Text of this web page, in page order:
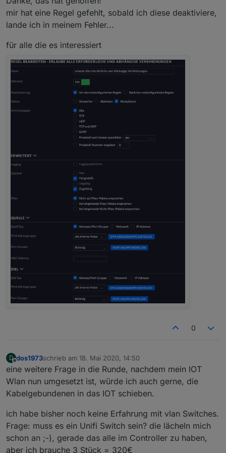
mir hat eine Regel gefehlt, sobald ich diese deaktiviere,
lande ich in meinem Fehler...
für alle die es interessiert
0
D dos1973schrieb am 18. Mai 2020, 14:50
zuletzt editiert von
eine weitere Frage in die Runde, nachdem mein IOT
Wlan nun umgesetzt ist, würde ich auch gerne, die
Kabelgebundenen in das IOT schieben.
ich habe bisher noch keine Erfahrung mit vlan Switches.
Frage: muss es ein Unifi Switch sein? die lächeln mich
schon an ;-), gerade das alle im Controller zu haben,
aber ich brauche 3 Stück = 320€